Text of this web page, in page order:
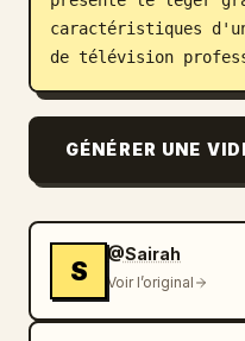
caractéristiques
de télévision
GÉNÉRER UNE
S
@Sairah
Voir l’original